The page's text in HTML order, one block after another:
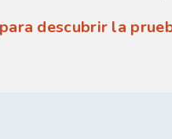
descubrir la